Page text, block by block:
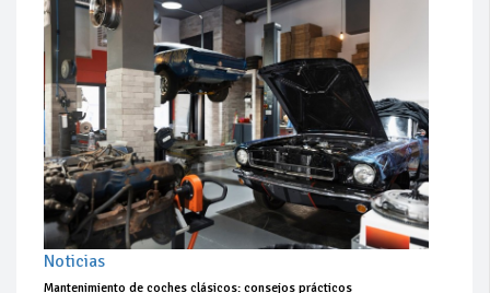
Noticias
Mantenimiento de coches clásicos: consejos prácticos